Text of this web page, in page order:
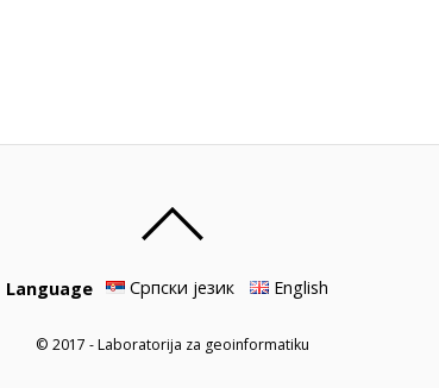
Language Српски језик English
© 2017 - Laboratorija za geoinformatiku